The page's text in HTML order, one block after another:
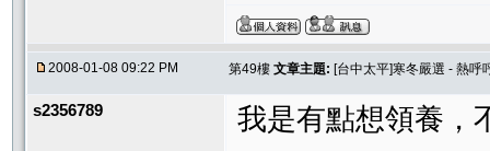
2008-01-08 09:22 PM 第49樓 文章主題: [台中太平]寒冬嚴選 - 熱呼
s2356789 我是有點想領養，